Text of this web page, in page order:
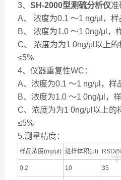
3、 SH-2000型测硫分析仪准
A、 浓度为0.1 ～1 ng/μl，样
B、 浓度为1.0 ～1 0ng/μl，
C、 浓度为为1 0ng/μl以上的
≤5%
4、仪器重复性WC：
A、浓度为0.1 ～1 ng/μl，样
B、浓度为1.0 ～1 0ng/μl，
C、浓度为为1 0ng/μl以上的
≤5%
5.测量精度：
样品浓度(ng/μl) 进样体积(μl)
0.2 10 35